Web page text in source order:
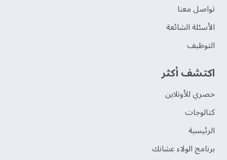
تواصل معنا
الأسئلة الشائعة
التوظيف
اكتشف أكثر
حصري للأونلاين
‫كتالوجات‬
الرئيسية
برنامج الولاء عشانك